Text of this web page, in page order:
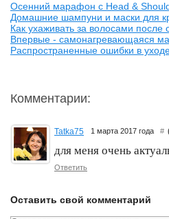
Осенний марафон с Head &
Домашние шампуни и маски для
Как ухаживать за волосами после
Впервые - самонагревающаяся
Распространенные ошибки в
Комментарии:
Tatka75 1 марта 2017 года #
для меня очень
Ответить
Оставить свой комментарий